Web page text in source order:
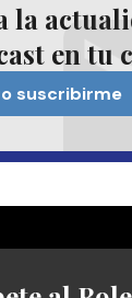
la
en tu
suscribirme